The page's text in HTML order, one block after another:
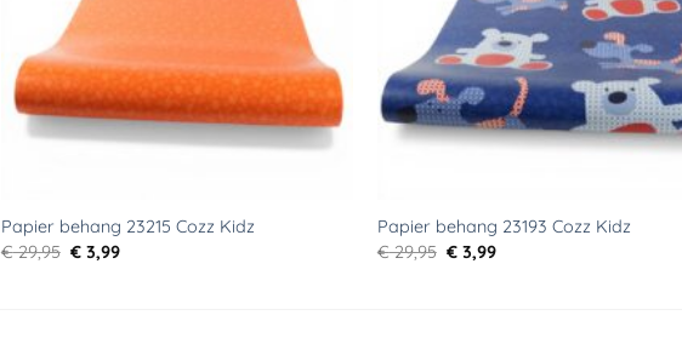
Papier behang 23215 Cozz Kidz
€29,95 Oorspronkelijke
prijs
€ 3,99Huidige
Papier behang 23193 Cozz Kidz
€29,95 Oorspronkelijke
prijs
€ 3,99Huidige